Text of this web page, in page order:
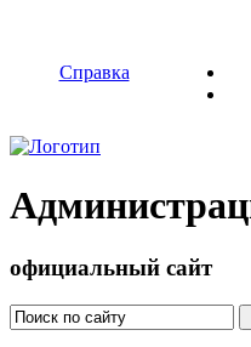
Справка
официальный сайт